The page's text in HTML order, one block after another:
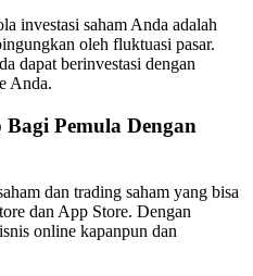
investasi saham Anda adalah
oleh fluktuasi pasar.
dapat berinvestasi dengan
Anda.
Pemula Dengan
dan trading saham yang bisa
dan App Store. Dengan
online kapanpun dan